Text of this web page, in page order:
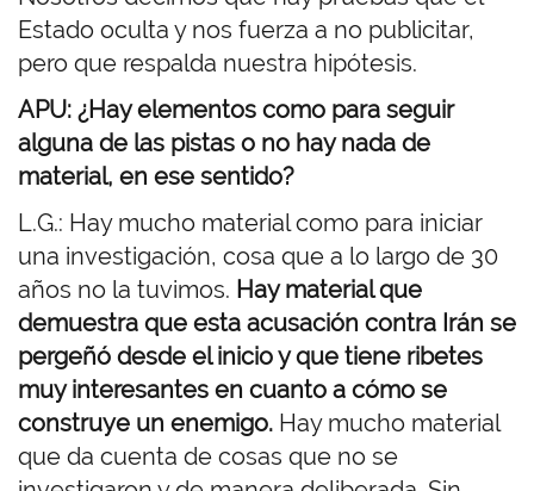
Estado oculta y nos fuerza a no publicitar,
pero que respalda nuestra hipótesis.
APU: ¿Hay elementos como para seguir
alguna de las pistas o no hay nada de
material, en ese sentido?
L.G.: Hay mucho material como para iniciar
una investigación, cosa que a lo largo de 30
años no la tuvimos. Hay material que
demuestra que esta acusación contra Irán se
pergeñó desde el inicio y que tiene ribetes
muy interesantes en cuanto a cómo se
construye un enemigo. Hay mucho material
que da cuenta de cosas que no se